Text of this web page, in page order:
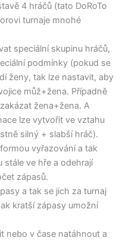
4 hráčů (tato DoRoTo
turnaje mnohé
speciální skupinu hráčů,
podmínky (pokud se
ženy, tak lze nastavit, aby
můž+žena. Případně
žena+žena. A
lze vytvořit ve vztahu
silný + slabší hráč).
vyřazování a tak
stále ve hře a odehrají
zápasů.
a tak se jich za turnaj
kratší zápasy umožní
nebo v čase natáhnout a